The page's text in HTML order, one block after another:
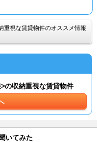
重視な賃貸物件のオススメ情報
の収納重視な賃貸物件
いてみた